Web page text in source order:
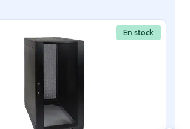
En stock